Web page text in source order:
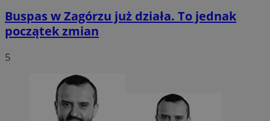
Buspas w Zagórzu już działa. To jednak
początek zmian
5